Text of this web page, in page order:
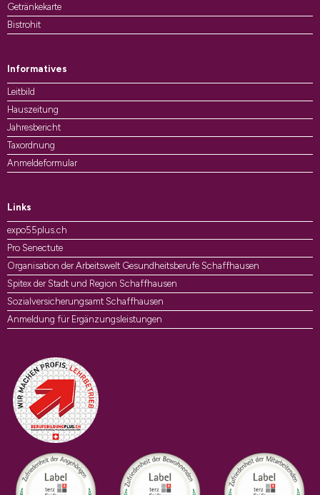
Getränkekarte
Bistrohit
Informatives
Leitbild
Hauszeitung
Jahresbericht
Taxordnung
Anmeldeformular
Links
expo55plus.ch
Pro Senectute
Organisation der Arbeitswelt Gesundheitsberufe Schaffhausen
Spitex der Stadt und Region Schaffhausen
Sozialversicherungsamt Schaffhausen
Anmeldung für Ergänzungsleistungen
Auszeichnungen